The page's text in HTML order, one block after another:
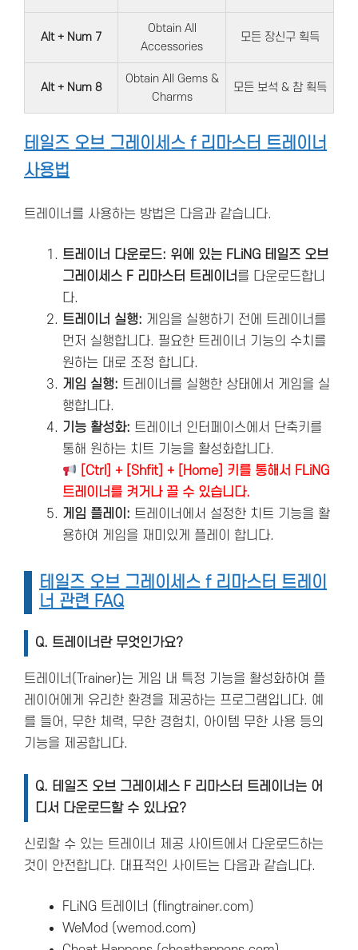
Alt + Num 7
Obtain All
Accessories
모든 장신구 획득
Alt + Num 8
Obtain All Gems &
Charms
모든 보석 & 참 획득
테일즈 오브 그레이세스 f 리마스터 트레이너
사용법
트레이너를 사용하는 방법은 다음과 같습니다.
트레이너 다운로드: 위에 있는 FLiNG 테일즈 오브
그레이세스 F 리마스터 트레이너 를 다운로드합니
다.
트레이너 실행: 게임을 실행하기 전에 트레이너를
먼저 실행합니다. 필요한 트레이너 기능의 수치를
원하는 대로 조정 합니다.
게임 실행: 트레이너를 실행한 상태에서 게임을 실
행합니다.
기능 활성화: 트레이너 인터페이스에서 단축키를
통해 원하는 치트 기능을 활성화합니다.
[Ctrl] + [Shfit] + [Home] 키를 통해서 FLiNG
트레이너를 켜거나 끌 수 있습니다.
게임 플레이: 트레이너에서 설정한 치트 기능을 활
용하여 게임을 재미있게 플레이 합니다.
테일즈 오브 그레이세스 f 리마스터 트레이
너 관련 FAQ
Q. 트레이너란 무엇인가요?
트레이너(Trainer)는 게임 내 특정 기능을 활성화하여 플
레이어에게 유리한 환경을 제공하는 프로그램입니다. 예
를 들어, 무한 체력, 무한 경험치, 아이템 무한 사용 등의
기능을 제공합니다.
Q. 테일즈 오브 그레이세스 F 리마스터 트레이너는 어
디서 다운로드할 수 있나요?
신뢰할 수 있는 트레이너 제공 사이트에서 다운로드하는
것이 안전합니다. 대표적인 사이트는 다음과 같습니다.
FLiNG 트레이너 (flingtrainer.com)
WeMod (wemod.com)